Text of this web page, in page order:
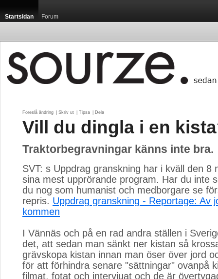
Startsidan Forum
Föreslå ändring Skriv ut Tipsa Dela
Vill du dingla i en
Traktorbegravningar känns inte bra.
SVT: s Uppdrag granskning har i kväll den 8
sina mest upprörande program. Har du inte
du nog som humanist och medborgare se
repris. Uppdrag granskning - Reportage: Av
kommen
I Vännäs och på en rad andra ställen i
det, att sedan man sänkt ner kistan så
grävskopa kistan innan man öser över jord
för att förhindra senare "sättningar" ovanpå
filmat, fotat och intervjuat och de är